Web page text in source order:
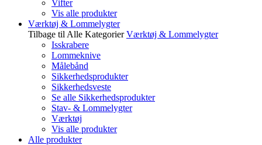
Vifter
Vis alle produkter
Værktøj & Lommelygter
Tilbage til Alle Kategorier Værktøj & Lommelygter
Isskrabere
Lommeknive
Målebånd
Sikkerhedsprodukter
Sikkerhedsveste
Se alle Sikkerhedsprodukter
Stav- & Lommelygter
Værktøj
Vis alle produkter
Alle produkter